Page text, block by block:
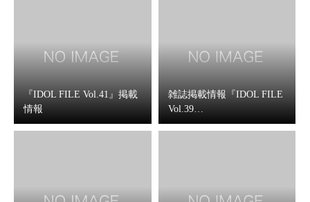
『IDOL FILE Vol.41』掲載
情報
雑誌掲載情報『IDOL FILE
Vol.39…